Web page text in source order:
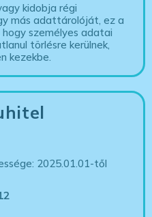
kidobja régi
más adattárolóját, ez a
személyes adatai
törlésre kerülnek,
kezekbe.
2025.01.01-től